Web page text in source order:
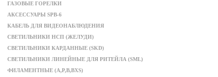
ГАЗОВЫЕ ГОРЕЛКИ
АКСЕССУАРЫ SPB-6
КАБЕЛЬ ДЛЯ ВИДЕОНАБЛЮДЕНИЯ
СВЕТИЛЬНИКИ НСП (ЖЕЛУДИ)
СВЕТИЛЬНИКИ КАРДАННЫЕ (SKD)
СВЕТИЛЬНИКИ ЛИНЕЙНЫЕ ДЛЯ РИТЕЙЛА (SML)
ФИЛАМЕНТНЫЕ (A,P,B,BXS)